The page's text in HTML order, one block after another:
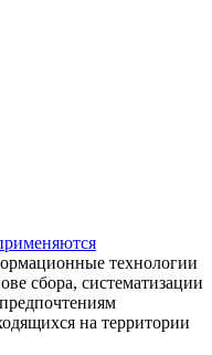
технологии
сбора, систематизации
на территории